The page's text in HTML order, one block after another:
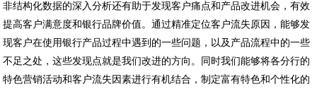
非结构化数据的深入分析还有助于发现客户痛点和产品改进机会，有效
提高客户满意度和银行品牌价值。通过精准定位客户流失原因，能够发
现客户在使用银行产品过程中遇到的一些问题，以及产品流程中的一些
不足之处，这些发现点就是我们改进的方向。同时我们能够将各分行的
特色营销活动和客户流失因素进行有机结合，制定富有特色和个性化的